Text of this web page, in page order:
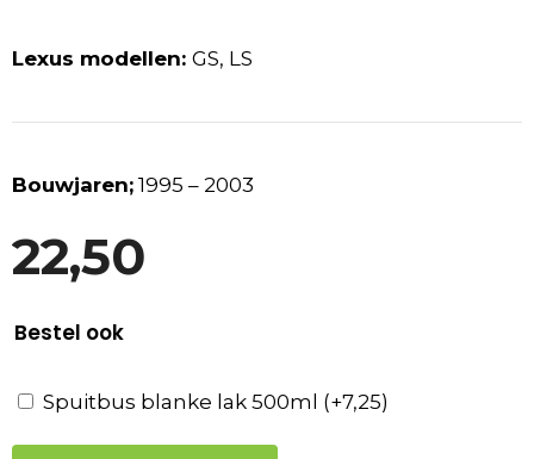
Lexus modellen: GS, LS
Bouwjaren; 1995 – 2003
22,50
Bestel ook
Spuitbus blanke lak 500ml (+7,25)